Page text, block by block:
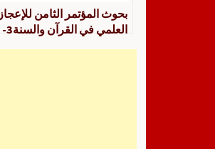
بحوث المؤتمر الثامن للإعجاز
العلمي في القرآن والسنة3-